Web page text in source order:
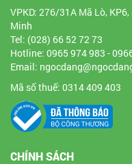
VPKD: 276/31A Mã Lò,
Minh
Tel: (028) 66 52 72 73
Hotline: 0965 974 983 -
Email:
Mã số thuế: 0314 409 403
CHÍNH SÁCH